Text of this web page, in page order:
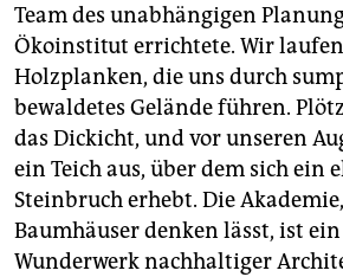
Team des unabhängigen
Ökoinstitut errichtete. Wir
Holzplanken, die uns durch
bewaldetes Gelände führen.
das Dickicht, und vor unseren
ein Teich aus, über dem sich ein
Steinbruch erhebt. Die
Baumhäuser denken lässt, ist
Wunderwerk nachhaltiger